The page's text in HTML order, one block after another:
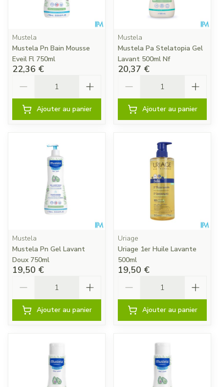
Mustela
Mustela Pn Bain Mousse
Eveil Fl 750ml
22,36 €
Ajouter au panier
Mustela
Mustela Pa Stelatopia Gel
Lavant 500ml Nf
20,37 €
Ajouter au panier
Mustela
Mustela Pn Gel Lavant
Doux 750ml
19,50 €
Ajouter au panier
Uriage
Uriage 1er Huile Lavante
500ml
19,50 €
Ajouter au panier